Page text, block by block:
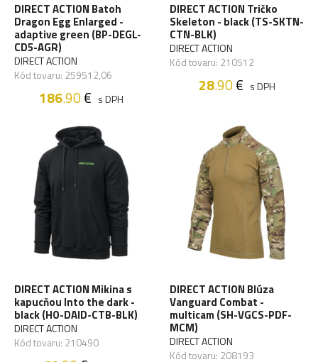
DIRECT ACTION Batoh
Dragon Egg Enlarged -
adaptive green (BP-DEGL-
CD5-AGR)
DIRECT ACTION
Kód tovaru: 259512,06
186.90€ s DPH
DIRECT ACTION Tričko
Skeleton - black (TS-SKTN-
CTN-BLK)
DIRECT ACTION
Kód tovaru: 210512
28.90€ s DPH
DIRECT ACTION Mikina s
kapucňou Into the dark -
black (HO-DAID-CTB-BLK)
DIRECT ACTION
Kód tovaru: 210490
DIRECT ACTION Blúza
Vanguard Combat -
multicam (SH-VGCS-PDF-
MCM)
DIRECT ACTION
Kód tovaru: 208193